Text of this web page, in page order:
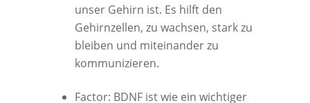
unser Gehirn ist. Es hilft den
Gehirnzellen, zu wachsen, stark zu
bleiben und miteinander zu
kommunizieren.
Factor: BDNF ist wie ein wichtiger